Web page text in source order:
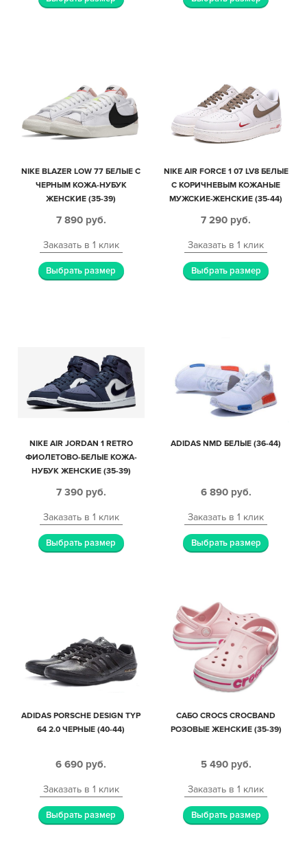
NIKE BLAZER LOW 77 БЕЛЫЕ С
ЧЕРНЫМ КОЖА-НУБУК
ЖЕНСКИЕ (35-39)
7 890 руб.
Заказать в 1 клик
Выбрать размер
NIKE AIR FORCE 1 07 LV8 БЕЛЫЕ
С КОРИЧНЕВЫМ КОЖАНЫЕ
МУЖСКИЕ-ЖЕНСКИЕ (35-44)
7 290 руб.
Заказать в 1 клик
Выбрать размер
NIKE AIR JORDAN 1 RETRO
ФИОЛЕТОВО-БЕЛЫЕ КОЖА-
НУБУК ЖЕНСКИЕ (35-39)
7 390 руб.
Заказать в 1 клик
Выбрать размер
ADIDAS NMD БЕЛЫЕ (36-44)
6 890 руб.
Заказать в 1 клик
Выбрать размер
ADIDAS PORSCHE DESIGN TYP
64 2.0 ЧЕРНЫЕ (40-44)
6 690 руб.
Заказать в 1 клик
Выбрать размер
САБО CROCS CROCBAND
РОЗОВЫЕ ЖЕНСКИЕ (35-39)
5 490 руб.
Заказать в 1 клик
Выбрать размер